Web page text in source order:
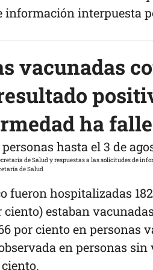
información interpuesta
vacunadas
ha
personas hasta el 3 de
de Salud
fueron hospitalizadas
ciento) estaban
por ciento en personas
en personas sin